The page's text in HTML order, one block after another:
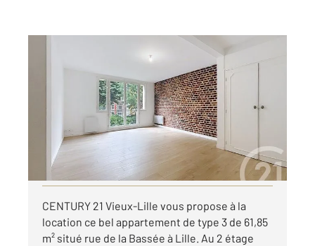
61,85 m
Appartement F3 à louer
1 070 €
par mois charges comprises
Visiter le site dédié
CENTURY 21 Vieux-Lille vous propose à la
location ce bel appartement de type 3 de 61,85
m² situé rue de la Bassée à Lille. Au 2 étage